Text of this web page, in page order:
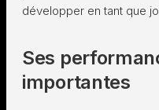
développer en tant que
Ses
importantes